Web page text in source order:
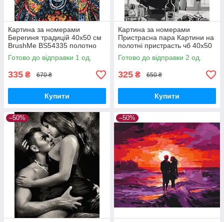
Картина за номерами
Берегиня традицій 40х50 см
BrushMe BS54335 полотно
на підрамнику
Готово до відправки 1 од.
335 ₴ 670 ₴
Купити
Картина за номерами
Пристрасна пара Картини на
полотні пристрасть чб 40х50
Розмальовка для дорослих
Brushme BS34134
Готово до відправки 2 од.
325 ₴ 650 ₴
Купити
–50% –50%